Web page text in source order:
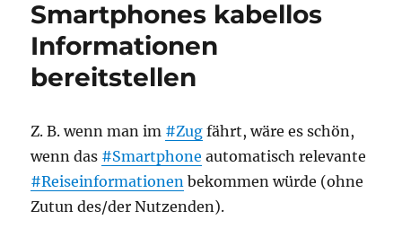
Smartphones kabellos
Informationen
bereitstellen
Z. B. wenn man im #Zug fährt, wäre es schön,
wenn das #Smartphone automatisch relevante
#Reiseinformationen bekommen würde (ohne
Zutun des/der Nutzenden).